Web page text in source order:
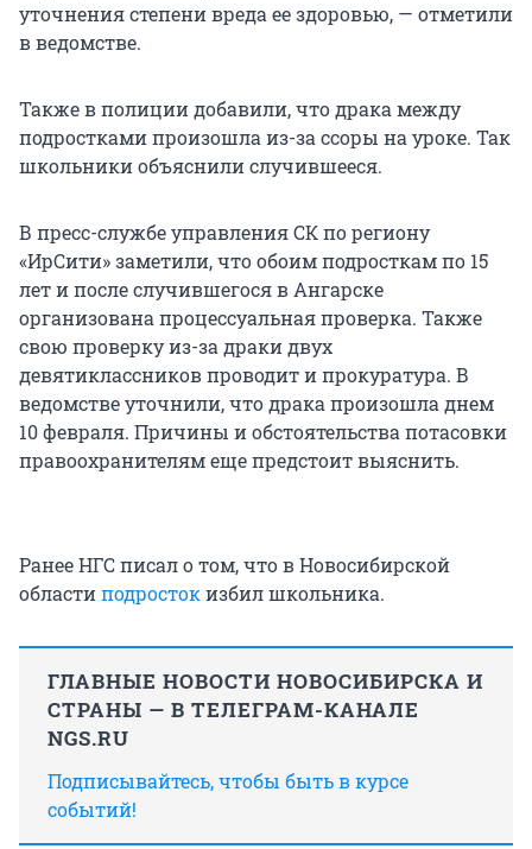
уточнения степени вреда ее здоровью, — отметили
в ведомстве.
Также в полиции добавили, что драка между
подростками произошла из-за ссоры на уроке. Так
школьники объяснили случившееся.
В пресс-службе управления СК по региону
«ИрСити» заметили, что обоим подросткам по 15
лет и после случившегося в Ангарске
организована процессуальная проверка. Также
свою проверку из-за драки двух
девятиклассников проводит и прокуратура. В
ведомстве уточнили, что драка произошла днем
10 февраля. Причины и обстоятельства потасовки
правоохранителям еще предстоит выяснить.
Ранее НГС писал о том, что в Новосибирской
областиподростокизбил школьника.
ГЛАВНЫЕ НОВОСТИ НОВОСИБИРСКА И
СТРАНЫ — В ТЕЛЕГРАМ-КАНАЛЕ
NGS.RU
Подписывайтесь, чтобы быть в курсе
событий!